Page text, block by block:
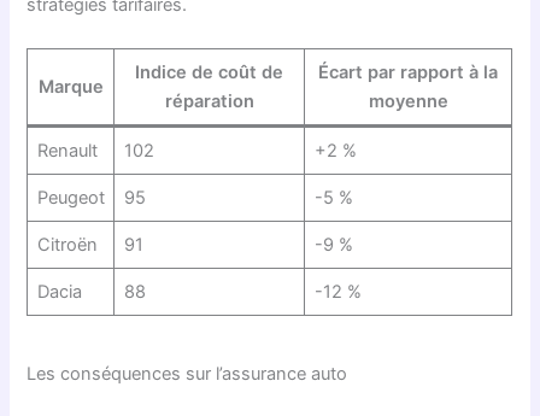
stratégies tarifaires.
Marque
Indice de coût de
réparation
Écart par rapport à la
moyenne
Renault 102 +2 %
Peugeot 95 -5 %
Citroën 91 -9 %
Dacia 88 -12 %
Les conséquences sur l’assurance auto